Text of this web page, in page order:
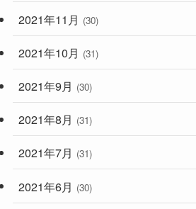
2021年11月 (30)
2021年10月 (31)
2021年9月 (30)
2021年8月 (31)
2021年7月 (31)
2021年6月 (30)